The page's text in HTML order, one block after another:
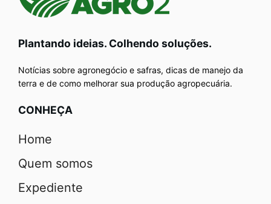
Plantando ideias. Colhendo soluções.
Notícias sobre agronegócio e safras, dicas de manejo da
terra e de como melhorar sua produção agropecuária.
CONHEÇA
Home
Quem somos
Expediente